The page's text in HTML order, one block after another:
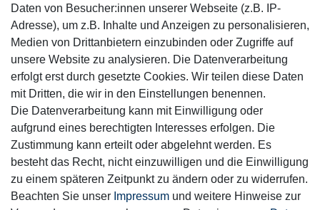
Mitglied
Motor-Fit
© Copyright 2026 | Alle Rechte vorbehalten.
Daten von Besucher:innen unserer Webseite (z.B. IP-
Adresse), um z.B. Inhalte und Anzeigen zu personalisieren,
Medien von Drittanbietern einzubinden oder Zugriffe auf
unsere Website zu analysieren. Die Datenverarbeitung
erfolgt erst durch gesetzte Cookies. Wir teilen diese Daten
mit Dritten, die wir in den Einstellungen benennen.
Die Datenverarbeitung kann mit Einwilligung oder
aufgrund eines berechtigten Interesses erfolgen. Die
Zustimmung kann erteilt oder abgelehnt werden. Es
besteht das Recht, nicht einzuwilligen und die Einwilligung
zu einem späteren Zeitpunkt zu ändern oder zu widerrufen.
Beachten Sie unser Impressum und weitere Hinweise zur